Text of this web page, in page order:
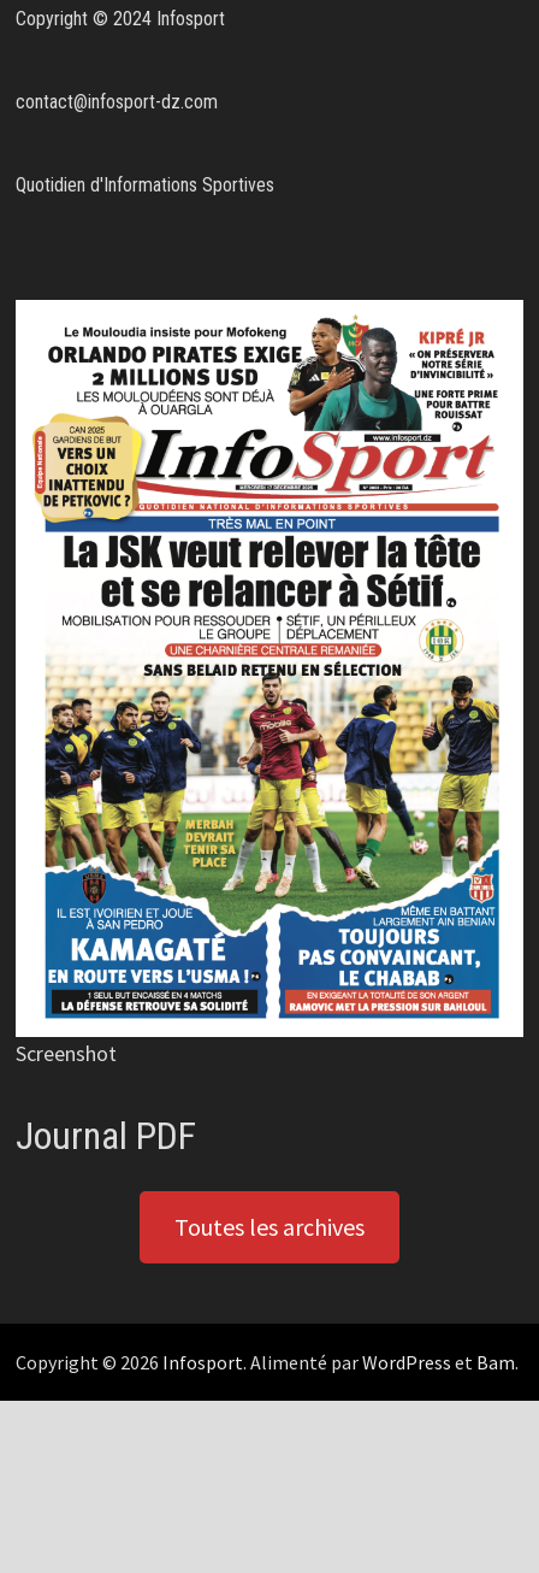
Copyright © 2024 Infosport
contact@infosport-dz.com
Quotidien d'Informations Sportives
Screenshot
Journal PDF
Toutes les archives
Copyright © 2026 Infosport. Alimenté parWordPress et Bam.